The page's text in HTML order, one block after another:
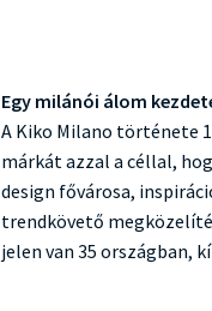
Egy milánói álom
A Kiko Milano története
márkát azzal a céllal,
design fővárosa,
trendkövető
jelen van 35 országban,